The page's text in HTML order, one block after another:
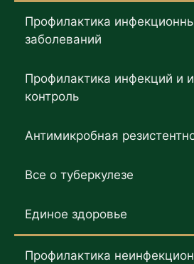
Профилактика
заболеваний
Профилактика инфекций и
контроль
Антимикробная
Все о туберкулезе
Единое здоровье
Профилактика